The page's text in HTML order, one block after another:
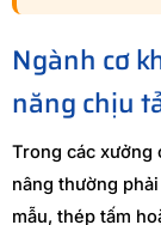
Ngành cơ
năng chịu
Trong các xưởng
nâng thường
mẫu, thép tấm